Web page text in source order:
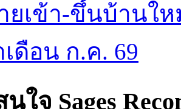
ยเข้า-ขึ้นบ้านใ
ดือน ก.ค. 69
นใจ Sages